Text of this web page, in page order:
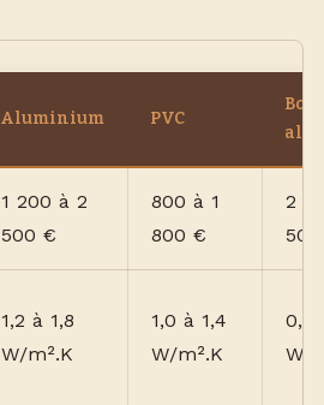
Aluminium PVC
1 200 à 2
500 €
800 à 1
800 €
2
1,2 à 1,8
W/m².K
1,0 à 1,4
W/m².K
0,8
W/